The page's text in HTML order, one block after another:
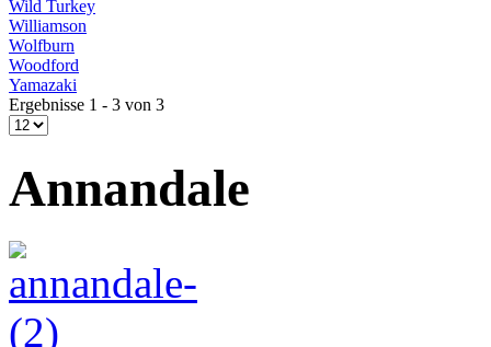
Wild Turkey
Williamson
Wolfburn
Woodford
Yamazaki
Ergebnisse 1 - 3 von 3
Annandale